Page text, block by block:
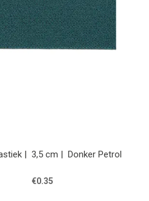
| 3,5 cm | Donker Petrol
€0.35